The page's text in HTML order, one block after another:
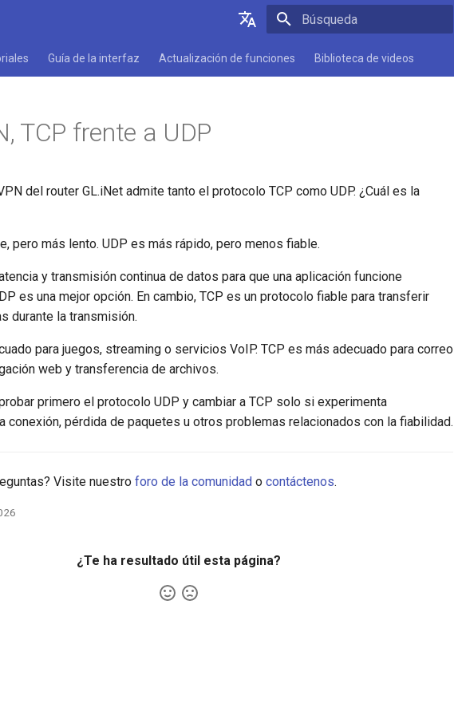
English
日本語
Guía de la interfaz Actualización de funciones Biblioteca de videos
TCP frente a UDP
del router GL.iNet admite tanto el protocolo TCP como UDP. ¿Cuál es la
pero más lento. UDP es más rápido, pero menos fiable.
y transmisión continua de datos para que una aplicación funcione
es una mejor opción. En cambio, TCP es un protocolo fiable para transferir
durante la transmisión.
para juegos, streaming o servicios VoIP. TCP es más adecuado para correo
web y transferencia de archivos.
primero el protocolo UDP y cambiar a TCP solo si experimenta
conexión, pérdida de paquetes u otros problemas relacionados con la fiabilidad.
Visite nuestro foro de la comunidad o contáctenos.
¿Te ha resultado útil esta página?